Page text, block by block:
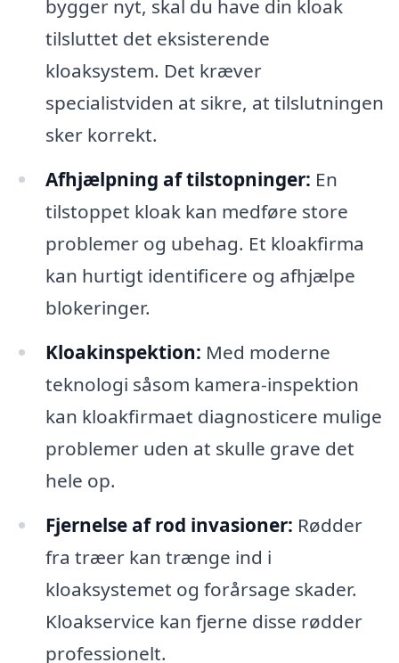
bygger nyt, skal du have din kloak
tilsluttet det eksisterende
kloaksystem. Det kræver
specialistviden at sikre, at tilslutningen
sker korrekt.
Afhjælpning af tilstopninger: En
tilstoppet kloak kan medføre store
problemer og ubehag. Et kloakfirma
kan hurtigt identificere og afhjælpe
blokeringer.
Kloakinspektion: Med moderne
teknologi såsom kamera-inspektion
kan kloakfirmaet diagnosticere mulige
problemer uden at skulle grave det
hele op.
Fjernelse af rod invasioner: Rødder
fra træer kan trænge ind i
kloaksystemet og forårsage skader.
Kloakservice kan fjerne disse rødder
professionelt.